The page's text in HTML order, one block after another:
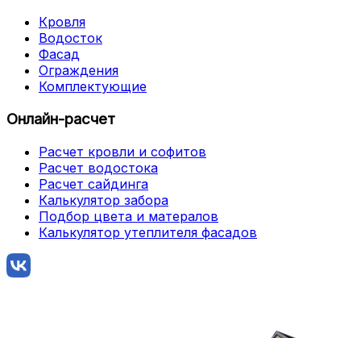
Кровля
Водосток
Фасад
Ограждения
Комплектующие
Онлайн-расчет
Расчет кровли и софитов
Расчет водостока
Расчет сайдинга
Калькулятор забора
Подбор цвета и матералов
Калькулятор утеплителя фасадов